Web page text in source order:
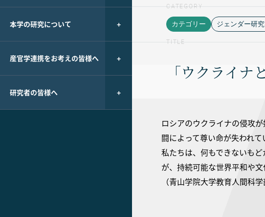
本学の研究について
産官学連携をお考えの皆様へ
研究者の皆様へ
CATEGORY
カテゴリー ジェンダー研
TITLE
「ウクライ
ロシアのウクライナの侵攻
闘によって尊い命が失われて
私たちは、何もできないも
が、持続可能な世界平和や
（青山学院大学教育人間科